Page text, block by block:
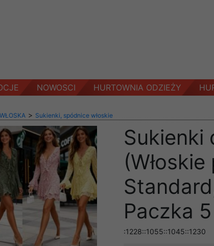
NOWOSCI HURTOWNIA ODZIEŻY
> Sukienki, spódnice włoskie
Sukienki
Paczka
:1228::1055::1045::1230